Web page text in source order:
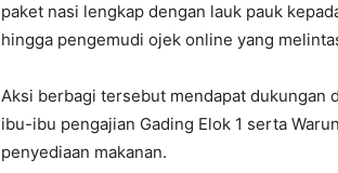
paket nasi lengkap dengan lauk pauk
hingga pengemudi ojek online yang
Aksi berbagi tersebut mendapat dukungan
ibu-ibu pengajian Gading Elok 1 serta
penyediaan makanan.